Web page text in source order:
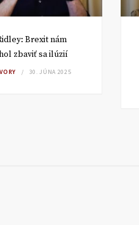
Brexit nám
zbaviť sa ilúzií
30. JÚNA 2025